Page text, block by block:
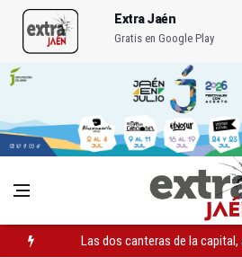
Extra Jaén
Gratis en Google Play
Las dos canteras de la
El PP acusa al PSOE de